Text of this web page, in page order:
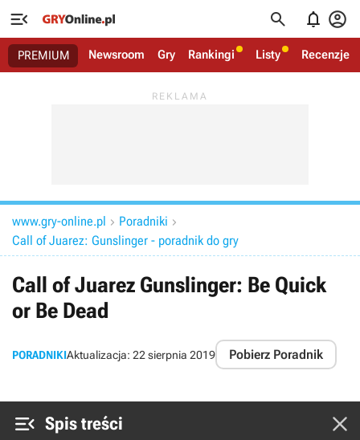
   
PREMIUM Newsroom Gry Rankingi Listy Recenzje
www.gry-online.pl  Poradniki 
Call of Juarez: Gunslinger - poradnik do gry
Call of Juarez Gunslinger: Be Quick
or Be Dead
PORADNIKIAktualizacja: 22 sierpnia 2019 Pobierz Poradnik
 Spis treści 